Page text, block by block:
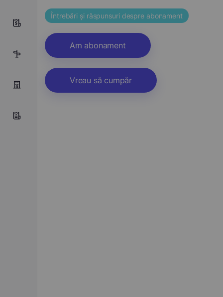
0
Întrebări și răspunsuri despre abonament
Am abonament
Vreau să cumpăr